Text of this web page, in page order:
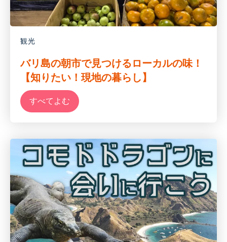
観光
バリ島の朝市で見つけるローカルの味！
【知りたい！現地の暮らし】
すべてよむ